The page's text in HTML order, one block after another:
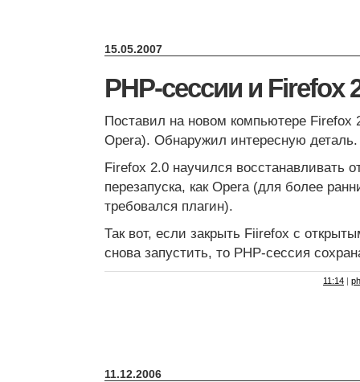
15.05.2007
PHP-сессии и Firefox
Поставил на новом компьютере Firefox
Opera). Обнаружил интересную деталь.
Firefox 2.0 научился восстанавливать
перезапуска, как Opera (для более
требовался плагин).
Так вот, если закрыть Fiirefox с
снова запустить, то PHP-сессия
11:14 |
11.12.2006